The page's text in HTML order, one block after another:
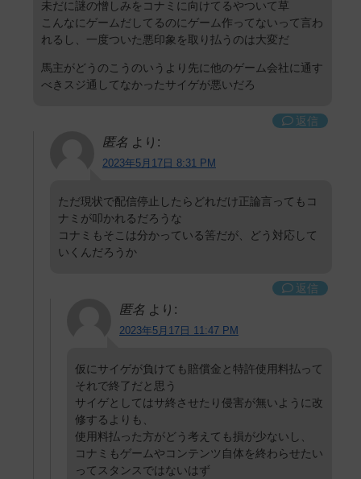
未だに謎の憎しみをコナミに向けてるやついて草
こんなにゲームだしてるのにゲーム作ってないって言わ
れるし、一度ついた悪印象を取り払うのは大変だ
馬主がどうのこうのいうより先に他のゲーム会社に通す
べきスジ通してなかったサイゲが悪いだろ
返信
匿名 より:
2023年5月17日 8:31 PM
ただ現状で配信停止したらどれだけ正論言ってもコ
ナミが叩かれるだろうな
コナミもそこは分かっている筈だが、どう対応して
いくんだろうか
返信
匿名 より:
2023年5月17日 11:47 PM
仮にサイゲが負けても賠償金と特許使用料払って
それで終了だと思う
サイゲとしてはサ終させたり侵害が無いように改
修するよりも、
使用料払った方がどう考えても損が少ないし、
コナミもゲームやコンテンツ自体を終わらせたい
ってスタンスではないはず